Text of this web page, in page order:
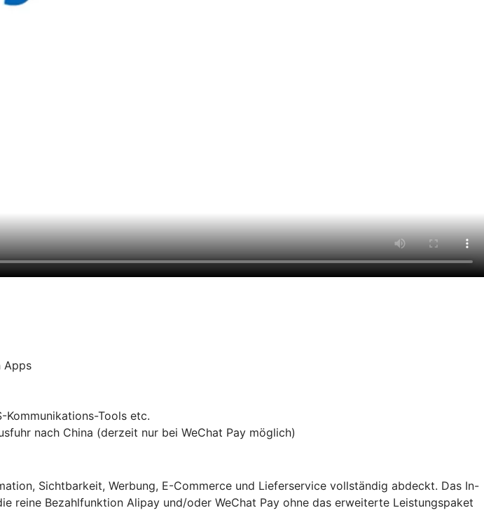
Apps
Tools etc.
nach China (derzeit nur bei WeChat Pay möglich)
Sichtbarkeit, Werbung, E-Commerce und Lieferservice vollständig abdeckt. Das In-
reine Bezahlfunktion Alipay und/oder WeChat Pay ohne das erweiterte Leistungspaket